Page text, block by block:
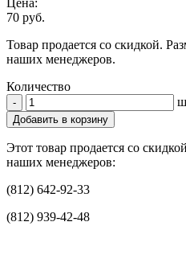
70 руб.
Товар продается со скидкой.
наших менеджеров.
Количество
-
Добавить в корзину
Этот товар продается со
наших менеджеров:
(812) 642-92-33
(812) 939-42-48